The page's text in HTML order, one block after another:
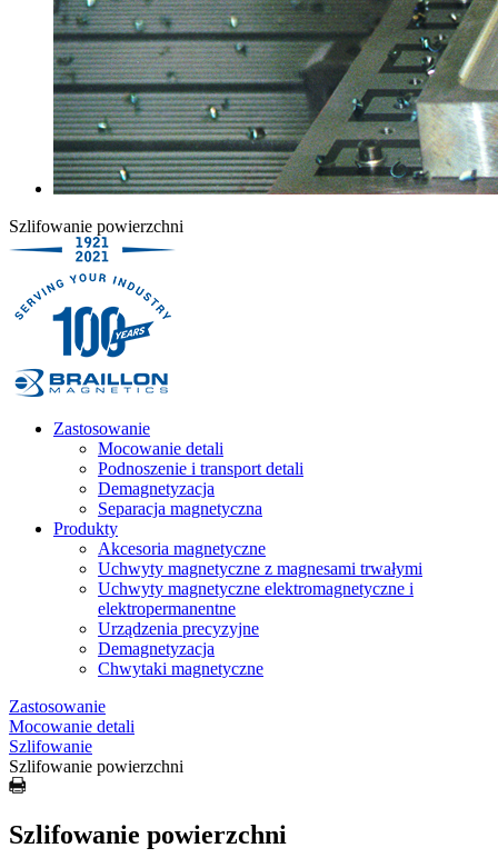
Szlifowanie powierzchni
Zastosowanie
Mocowanie detali
Podnoszenie i transport detali
Demagnetyzacja
Separacja magnetyczna
Produkty
Akcesoria magnetyczne
Uchwyty magnetyczne z magnesami trwałymi
Uchwyty magnetyczne elektromagnetyczne i
elektropermanentne
Urządzenia precyzyjne
Demagnetyzacja
Chwytaki magnetyczne
Zastosowanie
Mocowanie detali
Szlifowanie
Szlifowanie powierzchni
Szlifowanie powierzchni